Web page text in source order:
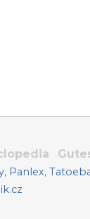
, Panlex,